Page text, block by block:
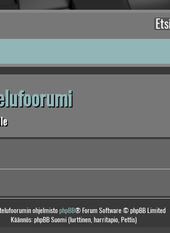
ohjelmistophpBB® Forum Software © phpBB Limited
Käännös: phpBB Suomi (lurttinen, harritapio, Pettis)